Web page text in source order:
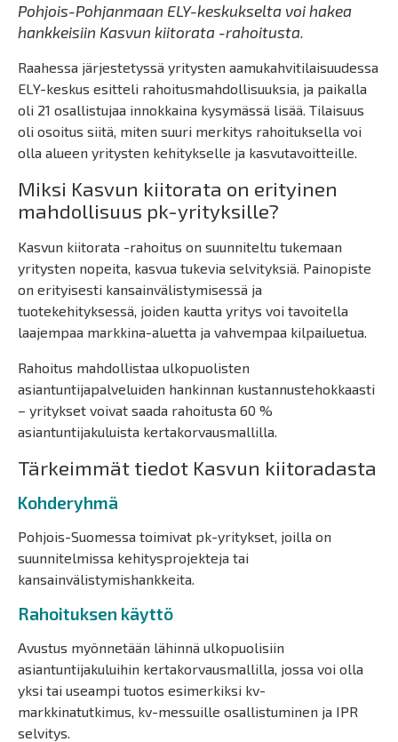
Pohjois-Pohjanmaan ELY-keskukselta voi hakea
hankkeisiin Kasvun kiitorata -rahoitusta.
Raahessa järjestetyssä yritysten aamukahvitilaisuudessa
ELY-keskus esitteli rahoitusmahdollisuuksia, ja paikalla
oli 21 osallistujaa innokkaina kysymässä lisää. Tilaisuus
oli osoitus siitä, miten suuri merkitys rahoituksella voi
olla alueen yritysten kehitykselle ja kasvutavoitteille.
Miksi Kasvun kiitorata on erityinen
mahdollisuus pk-yrityksille?
Kasvun kiitorata -rahoitus on suunniteltu tukemaan
yritysten nopeita, kasvua tukevia selvityksiä. Painopiste
on erityisesti kansainvälistymisessä ja
tuotekehityksessä, joiden kautta yritys voi tavoitella
laajempaa markkina-aluetta ja vahvempaa kilpailuetua.
Rahoitus mahdollistaa ulkopuolisten
asiantuntijapalveluiden hankinnan kustannustehokkaasti
– yritykset voivat saada rahoitusta 60 %
asiantuntijakuluista kertakorvausmallilla.
Tärkeimmät tiedot Kasvun kiitoradasta
Kohderyhmä
Pohjois-Suomessa toimivat pk-yritykset, joilla on
suunnitelmissa kehitysprojekteja tai
kansainvälistymishankkeita.
Rahoituksen käyttö
Avustus myönnetään lähinnä ulkopuolisiin
asiantuntijakuluihin kertakorvausmallilla, jossa voi olla
yksi tai useampi tuotos esimerkiksi kv-
markkinatutkimus, kv-messuille osallistuminen ja IPR
selvitys.